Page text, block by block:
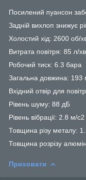
Посилений пуансон
Задній вихлоп знижує
Холостий хід: 2600 об/
Витрата повітря: 85 л/хв
Робочий тиск: 6.3 бара
Загальна довжина: 193
Вхідний отвір для
Рівень шуму: 88 дБ
Рівень вібрації: 2.8 м/с2
Товщина різу металу:
Товщина розрізу
Приховати